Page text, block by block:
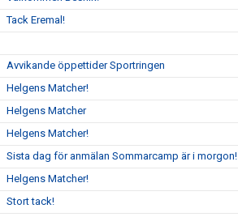
Tack Eremal!
Avvikande öppettider Sportringen
Helgens Matcher!
Helgens Matcher
Helgens Matcher!
Sista dag för anmälan Sommarcamp är i morgon!
Helgens Matcher!
Stort tack!